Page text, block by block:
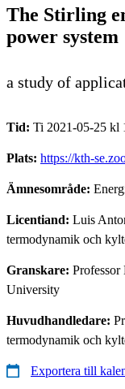
The Stirling
power system
a study of
Tid: Ti 2021-05-25 kl
Plats: https://kth-
Ämnesområde:
Licentiand: Luis
termodynamik och
Granskare: Professor
University
Huvudhandledare:
termodynamik och
Exportera till